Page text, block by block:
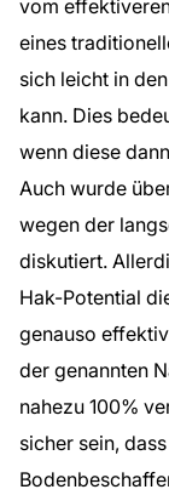
vom
eines
sich leicht in
kann. Dies
wenn diese
Auch wurde
wegen der
diskutiert.
Hak-Potential
genauso
der genannten
nahezu 100%
sicher sein,